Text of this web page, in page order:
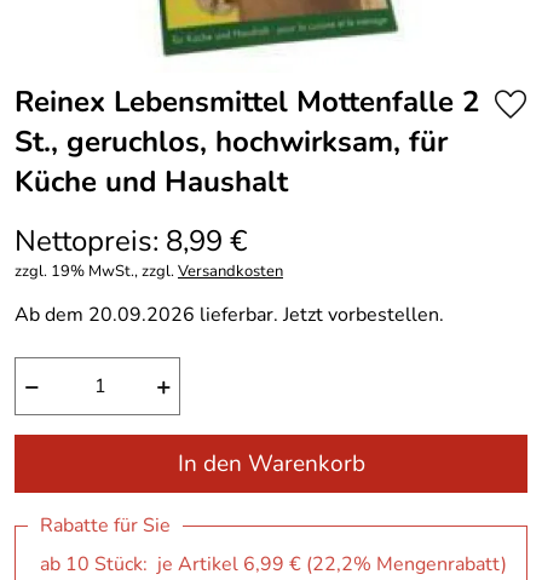
Reinex Lebensmittel Mottenfalle 2
St., geruchlos, hochwirksam, für
Küche und Haushalt
Nettopreis: 8,99 €
zzgl. 19% MwSt., zzgl.Versandkosten
Ab dem 20.09.2026 lieferbar. Jetzt vorbestellen.
− +
In den Warenkorb
Rabatte für Sie
ab 10 Stück: je Artikel 6,99 € (22,2% Mengenrabatt)